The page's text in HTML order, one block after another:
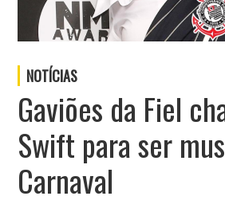
NOTÍCIAS
Gaviões da Fiel
Swift para ser
Carnaval